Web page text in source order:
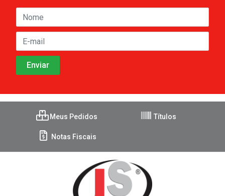
Meus Pedidos Títulos
Notas Fiscais